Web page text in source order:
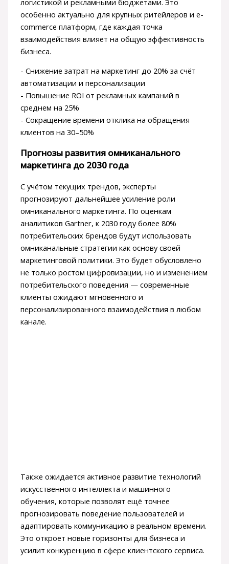
особенно актуально для крупных ритейлеров и e-
commerce платформ, где каждая точка
взаимодействия влияет на общую эффективность
бизнеса.
- Снижение затрат на маркетинг до 20% за счёт
автоматизации и персонализации
- Повышение ROI от рекламных кампаний в
среднем на 25%
- Сокращение времени отклика на обращения
клиентов на 30–50%
Прогнозы развития омниканального
маркетинга до 2030 года
С учётом текущих трендов, эксперты
прогнозируют дальнейшее усиление роли
омниканального маркетинга. По оценкам
аналитиков Gartner, к 2030 году более 80%
потребительских брендов будут использовать
омниканальные стратегии как основу своей
маркетинговой политики. Это будет обусловлено
не только ростом цифровизации, но и изменением
потребительского поведения — современные
клиенты ожидают мгновенного и
персонализированного взаимодействия в любом
канале.
Также ожидается активное развитие технологий
искусственного интеллекта и машинного
обучения, которые позволят ещё точнее
прогнозировать поведение пользователей и
адаптировать коммуникацию в реальном времени.
Это откроет новые горизонты для бизнеса и
усилит конкуренцию в сфере клиентского сервиса.